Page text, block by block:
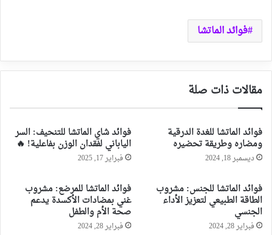
فوائد الماتشا
مقالات ذات صلة
فوائد الماتشا للغدة الدرقية
ومضاره وطريقة تحضيره
ديسمبر 18, 2024
فوائد شاي الماتشا للتنحيف: السر
الياباني لفقدان الوزن بفاعلية! 🔥
فبراير 17, 2025
فوائد الماتشا للجنس: مشروب
الطاقة الطبيعي لتعزيز الأداء
الجنسي
فبراير 28, 2024
فوائد الماتشا للمرضع: مشروب
غني بمضادات الأكسدة يدعم
صحة الأم والطفل
فبراير 28, 2024